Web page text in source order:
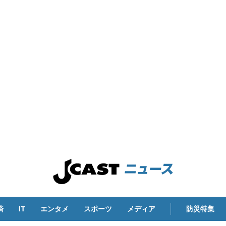
IT エンタメ スポーツ メディア 防災特集